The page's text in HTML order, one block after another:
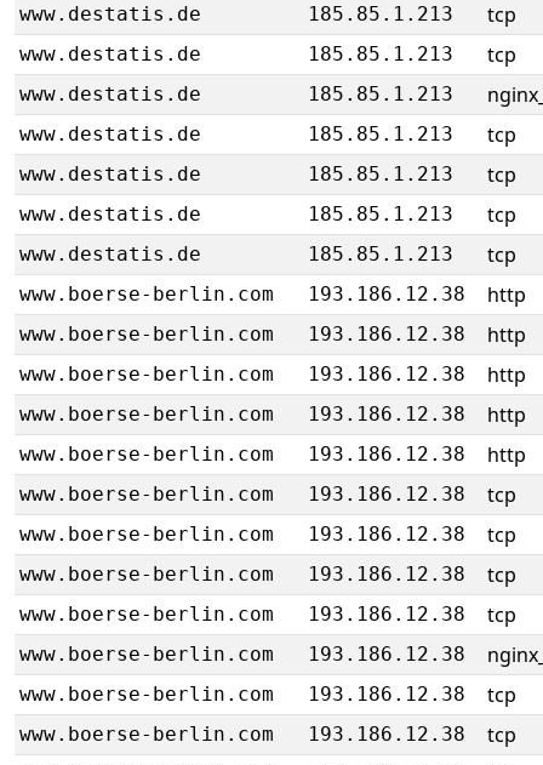
www.destatis.de 185.85.1.213 tcp
www.destatis.de 185.85.1.213 tcp
www.destatis.de 185.85.1.213
www.destatis.de 185.85.1.213 tcp
www.destatis.de 185.85.1.213 tcp
www.destatis.de 185.85.1.213 tcp
www.destatis.de 185.85.1.213 tcp
www.boerse-berlin.com 193.186.12.38 http
www.boerse-berlin.com 193.186.12.38 http
www.boerse-berlin.com 193.186.12.38 http
www.boerse-berlin.com 193.186.12.38 http
www.boerse-berlin.com 193.186.12.38 http
www.boerse-berlin.com 193.186.12.38 tcp
www.boerse-berlin.com 193.186.12.38 tcp
www.boerse-berlin.com 193.186.12.38 tcp
www.boerse-berlin.com 193.186.12.38 tcp
www.boerse-berlin.com 193.186.12.38
www.boerse-berlin.com 193.186.12.38 tcp
www.boerse-berlin.com 193.186.12.38 tcp